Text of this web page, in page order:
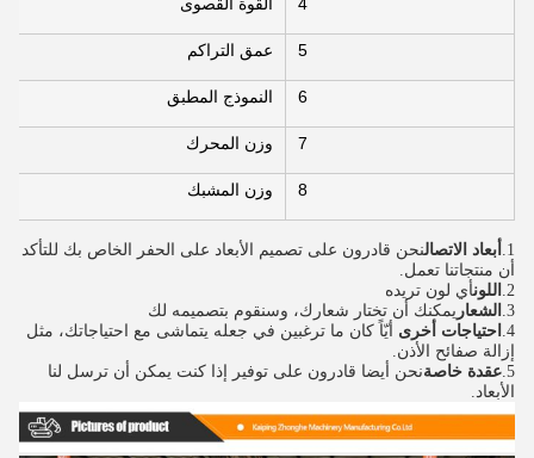
4 القوة القصوى
5 عمق التراكم
6 النموذج المطبق
7 وزن المحرك
8 وزن المشبك
1. أبعاد الاتصالنحن قادرون على تصميم الأبعاد على الحفر الخاص بك للتأكد
أن منتجاتنا تعمل.
2. اللونأي لون تريده
3. الشعار يمكنك أن تختار شعارك، وسنقوم بتصميمه لك
4. احتياجات أخرى
إزالة صفائح الأذن.
5. عقدة خاصة
الأبعاد.